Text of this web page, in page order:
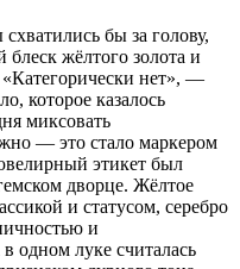
бы за голову,
жёлтого золота и
нет», —
которое казалось
миксовать
— это стало маркером
этикет был
дворце. Жёлтое
и статусом, серебро
и
одном луке считалась